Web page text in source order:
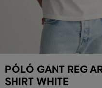
PÓLÓ GANT REG
SHIRT WHITE